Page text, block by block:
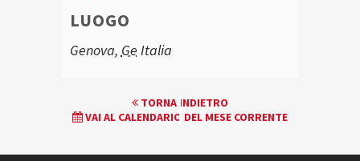
LUOGO
Genova, Ge Italia
EVENTO
NAVIGATION
TORNA INDIETRO
VAI AL CALENDARIO DEL MESE CORRENTE